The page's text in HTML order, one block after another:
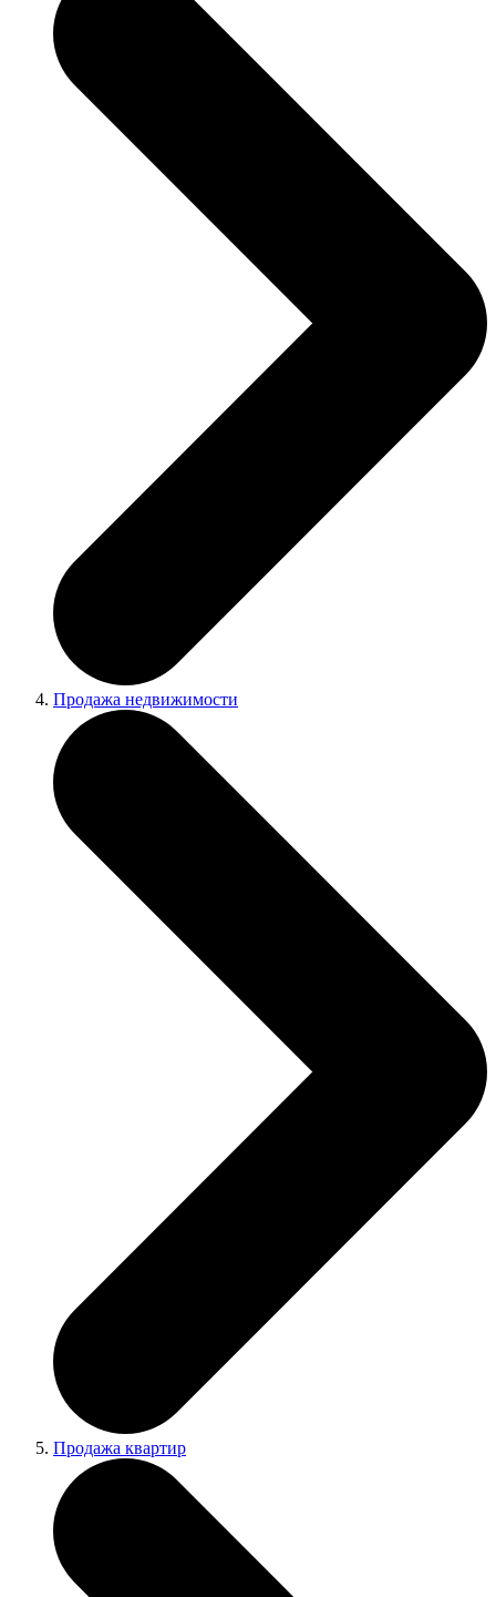
Продажа недвижимости
Продажа квартир